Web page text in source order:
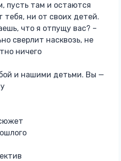
пусть там и остаются
тебя, ни от своих детей.
что я отпущу вас? –
сверлит насквозь, не
ничего
и нашими детьми. Вы —